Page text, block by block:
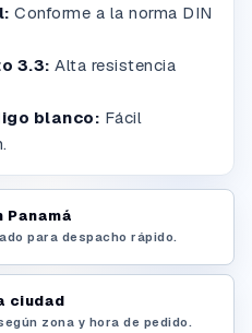
Conforme a la norma DIN
3.3: Alta resistencia
blanco: Fácil
para despacho rápido.
ciudad
zona y hora de pedido.